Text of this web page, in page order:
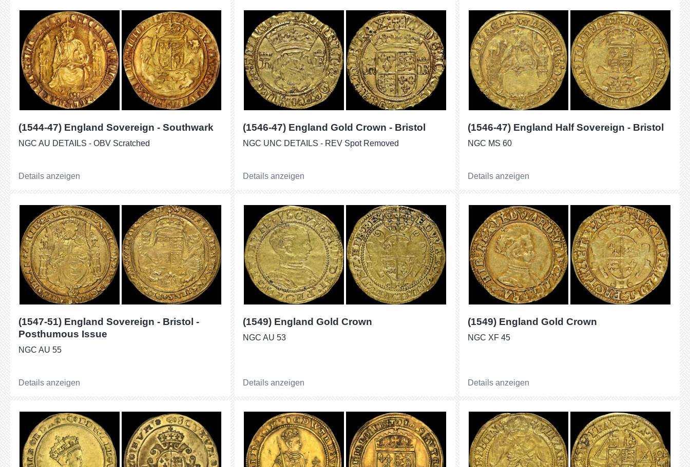
(1544-47) England Sovereign - Southwark
NGC AU DETAILS - OBV Scratched
Details anzeigen
(1546-47) England Gold Crown - Bristol
NGC UNC DETAILS - REV Spot Removed
Details anzeigen
(1546-47) England Half Sovereign - Bristol
NGC MS 60
Details anzeigen
(1547-51) England Sovereign - Bristol -
Posthumous Issue
NGC AU 55
Details anzeigen
(1549) England Gold Crown
NGC AU 53
Details anzeigen
(1549) England Gold Crown
NGC XF 45
Details anzeigen